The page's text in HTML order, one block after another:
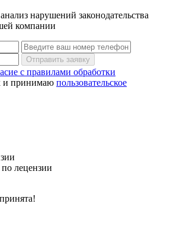
нарушений законодательства
компании
Отправить заявку
с правилами обработки
и принимаю пользовательское
лецензии